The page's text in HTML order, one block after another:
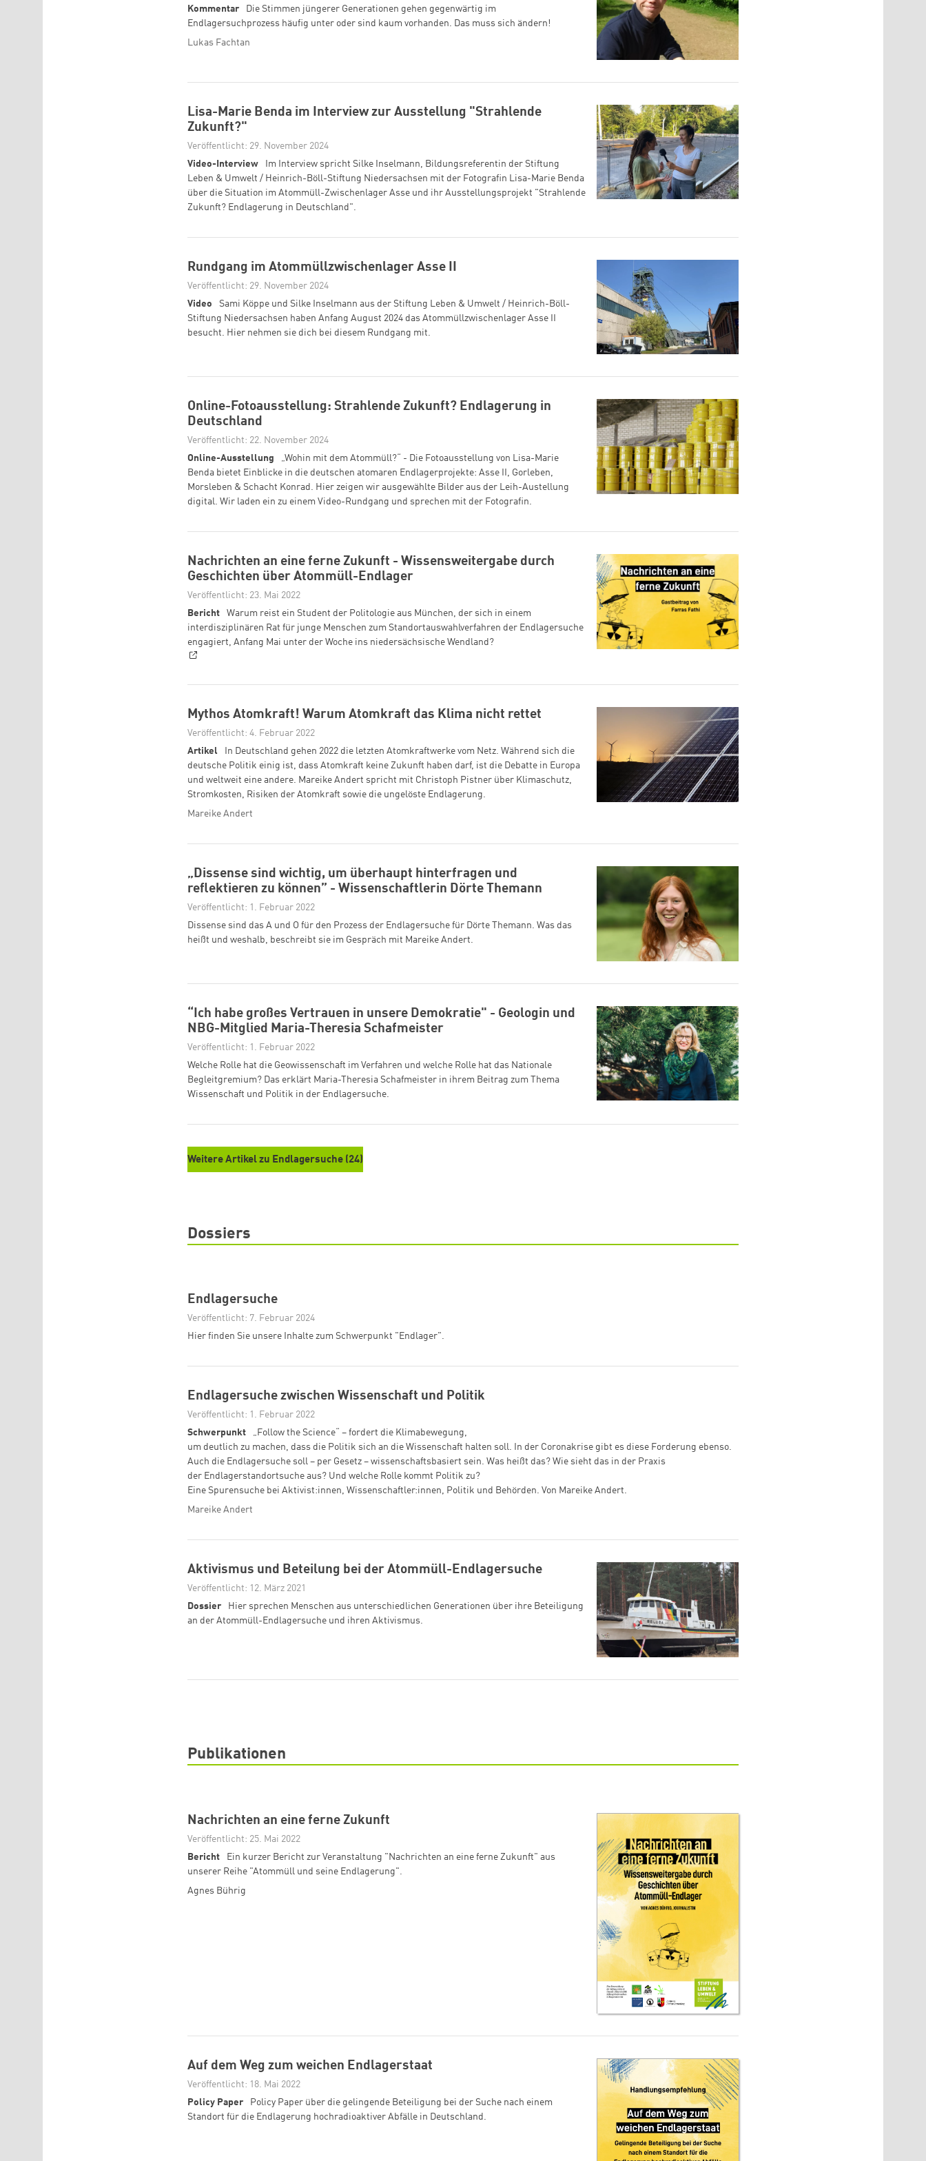
Kommentar
Die Stimmen jüngerer Generationen gehen gegenwärtig im
Endlagersuchprozess häufig unter oder sind kaum vorhanden. Das muss sich ändern!
Lukas Fachtan
Lisa-Marie Benda im Interview zur Ausstellung "Strahlende
Zukunft?"
Veröffentlicht: 29. November 2024
Video-Interview
Im Interview spricht Silke Inselmann, Bildungsreferentin der Stiftung
Leben & Umwelt / Heinrich-Böll-Stiftung Niedersachsen mit der Fotografin Lisa-Marie Benda
über die Situation im Atommüll-Zwischenlager Asse und ihr Ausstellungsprojekt "Strahlende
Zukunft? Endlagerung in Deutschland".
Rundgang im Atommüllzwischenlager Asse II
Veröffentlicht: 29. November 2024
Video
Sami Köppe und Silke Inselmann aus der Stiftung Leben & Umwelt / Heinrich-Böll-
Stiftung Niedersachsen haben Anfang August 2024 das Atommüllzwischenlager Asse II
besucht. Hier nehmen sie dich bei diesem Rundgang mit.
Online-Fotoausstellung: Strahlende Zukunft? Endlagerung in
Deutschland
Veröffentlicht: 22. November 2024
Online-Ausstellung
„Wohin mit dem Atommüll?“ - Die Fotoausstellung von Lisa-Marie
Benda bietet Einblicke in die deutschen atomaren Endlagerprojekte: Asse II, Gorleben,
Morsleben & Schacht Konrad. Hier zeigen wir ausgewählte Bilder aus der Leih-Austellung
digital. Wir laden ein zu einem Video-Rundgang und sprechen mit der Fotografin.
Nachrichten an eine ferne Zukunft - Wissensweitergabe durch
Geschichten über Atommüll-Endlager
Veröffentlicht: 23. Mai 2022
Bericht
Warum reist ein Student der Politologie aus München, der sich in einem
interdisziplinären Rat für junge Menschen zum Standortauswahlverfahren der Endlagersuche
engagiert, Anfang Mai unter der Woche ins niedersächsische Wendland?
Mythos Atomkraft! Warum Atomkraft das Klima nicht rettet
Veröffentlicht: 4. Februar 2022
Artikel
In Deutschland gehen 2022 die letzten Atomkraftwerke vom Netz. Während sich die
deutsche Politik einig ist, dass Atomkraft keine Zukunft haben darf, ist die Debatte in Europa
und weltweit eine andere. Mareike Andert spricht mit Christoph Pistner über Klimaschutz,
Stromkosten, Risiken der Atomkraft sowie die ungelöste Endlagerung.
Mareike Andert
„Dissense sind wichtig, um überhaupt hinterfragen und
reflektieren zu können” - Wissenschaftlerin Dörte Themann
Veröffentlicht: 1. Februar 2022
Dissense sind das A und O für den Prozess der Endlagersuche für Dörte Themann. Was das
heißt und weshalb, beschreibt sie im Gespräch mit Mareike Andert.
“Ich habe großes Vertrauen in unsere Demokratie" - Geologin und
NBG-Mitglied Maria-Theresia Schafmeister
Veröffentlicht: 1. Februar 2022
Welche Rolle hat die Geowissenschaft im Verfahren und welche Rolle hat das Nationale
Begleitgremium? Das erklärt Maria-Theresia Schafmeister in ihrem Beitrag zum Thema
Wissenschaft und Politik in der Endlagersuche.
Weitere Artikel zu Endlagersuche (24)
Dossiers
Endlagersuche
Veröffentlicht: 7. Februar 2024
Hier finden Sie unsere Inhalte zum Schwerpunkt "Endlager".
Endlagersuche zwischen Wissenschaft und Politik
Veröffentlicht: 1. Februar 2022
Schwerpunkt
„Follow the Science“ – fordert die Klimabewegung,
um deutlich zu machen, dass die Politik sich an die Wissenschaft halten soll. In der Coronakrise gibt es diese Forderung ebenso.
Auch die Endlagersuche soll – per Gesetz – wissenschaftsbasiert sein. Was heißt das? Wie sieht das in der Praxis
der Endlagerstandortsuche aus? Und welche Rolle kommt Politik zu?
Eine Spurensuche bei Aktivist:innen, Wissenschaftler:innen, Politik und Behörden. Von Mareike Andert.
Mareike Andert
Aktivismus und Beteilung bei der Atommüll-Endlagersuche
Veröffentlicht: 12. März 2021
Dossier
Hier sprechen Menschen aus unterschiedlichen Generationen über ihre Beteiligung
an der Atommüll-Endlagersuche und ihren Aktivismus.
Publikationen
Nachrichten an eine ferne Zukunft
Veröffentlicht: 25. Mai 2022
Bericht
Ein kurzer Bericht zur Veranstaltung "Nachrichten an eine ferne Zukunft" aus
unserer Reihe "Atommüll und seine Endlagerung".
Agnes Bührig
Auf dem Weg zum weichen Endlagerstaat
Veröffentlicht: 18. Mai 2022
Policy Paper
Policy Paper über die gelingende Beteiligung bei der Suche nach einem
Standort für die Endlagerung hochradioaktiver Abfälle in Deutschland.